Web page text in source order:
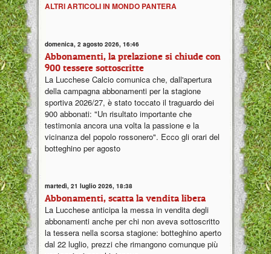
ALTRI ARTICOLI IN MONDO PANTERA
domenica, 2 agosto 2026, 16:46
Abbonamenti, la prelazione si chiude con
900 tessere sottoscritte
La Lucchese Calcio comunica che, dall'apertura
della campagna abbonamenti per la stagione
sportiva 2026/27, è stato toccato il traguardo dei
900 abbonati: "Un risultato importante che
testimonia ancora una volta la passione e la
vicinanza del popolo rossonero". Ecco gli orari del
botteghino per agosto
martedì, 21 luglio 2026, 18:38
Abbonamenti, scatta la vendita libera
La Lucchese anticipa la messa in vendita degli
abbonamenti anche per chi non aveva sottoscritto
la tessera nella scorsa stagione: botteghino aperto
dal 22 luglio, prezzi che rimangono comunque più